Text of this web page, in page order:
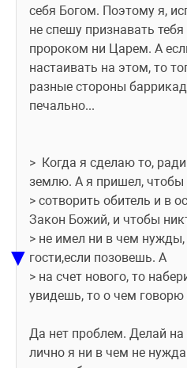
себя Богом. Поэтому я,
не спешу признавать
пророком ни Царем. А
настаивать на этом, то
разные стороны
печально...
>  Когда я сделаю то,
землю. А я пришел, чтобы
> сотворить обитель и в
Закон Божий, и чтобы
> не имел ни в чем нужды,
гости,если позовешь. А
> на счет нового, то
увидешь, то о чем говорю
Да нет проблем. Делай на
лично я ни в чем не
▼